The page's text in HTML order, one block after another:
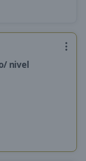
nivel